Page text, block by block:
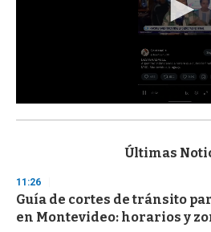
s
d
s
o
f
Últimas
11:26
Guía de cortes de tránsito
en Montevideo: horarios y